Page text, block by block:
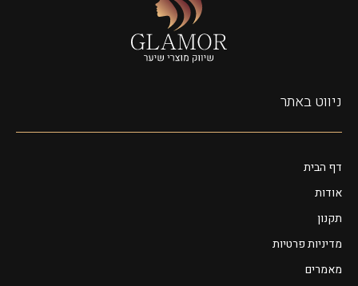
ניווט באתר
דף הבית
אודות
תקנון
מדיניות פרטיות
מאמרים